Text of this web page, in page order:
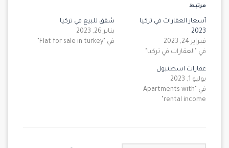
مرتبط
أسعار العقارات في تركيا
2023
فبراير 24, 2023
في "العقارات في تركيا"
شقق للبيع في تركيا
يناير 26, 2023
في "Flat for sale in turkey"
عقارات اسطنبول
يوليو 1, 2023
في "Apartments with
rental income"